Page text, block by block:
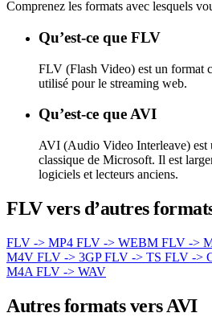
Comprenez les formats avec lesquels
Qu’est-ce que FLV
FLV (Flash Video) est un format
utilisé pour le streaming web.
Qu’est-ce que AVI
AVI (Audio Video Interleave) est
classique de Microsoft. Il est
logiciels et lecteurs anciens.
FLV vers d’autres
FLV -> MP4 FLV -> WEBM FLV ->
M4V FLV -> 3GPFLV -> TS FLV ->
M4A FLV -> WAV
Autres formats vers AVI